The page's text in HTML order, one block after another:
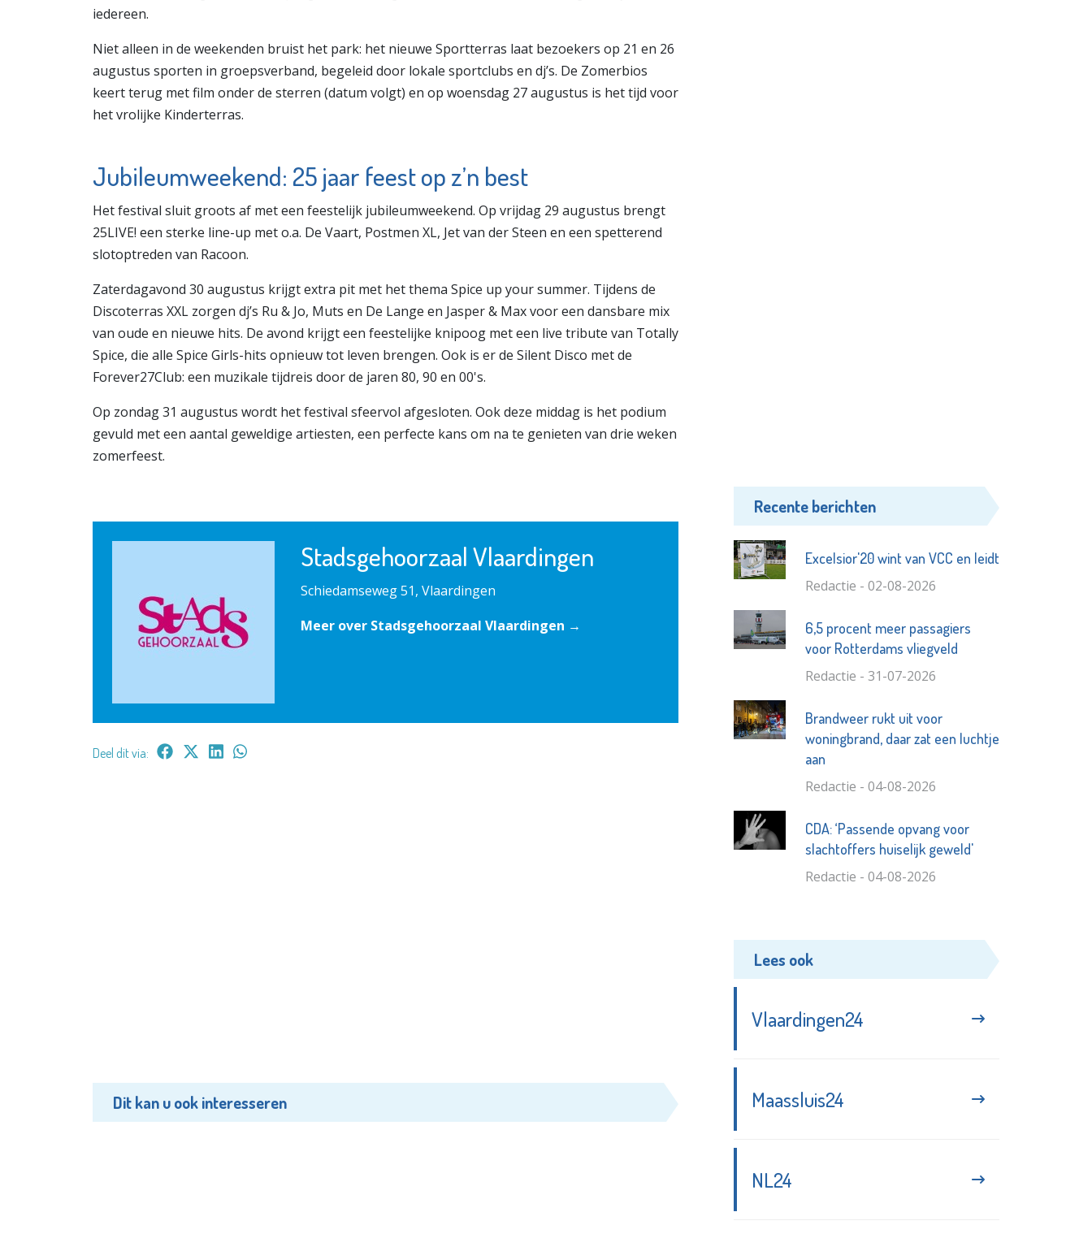
iedereen.
Niet alleen in de weekenden bruist het park: het nieuwe Sportterras laat bezoekers op 21 en 26
augustus sporten in groepsverband, begeleid door lokale sportclubs en dj’s. De Zomerbios
keert terug met film onder de sterren (datum volgt) en op woensdag 27 augustus is het tijd voor
het vrolijke Kinderterras.
Jubileumweekend: 25 jaar feest op z’n best
Het festival sluit groots af met een feestelijk jubileumweekend. Op vrijdag 29 augustus brengt
25LIVE! een sterke line-up met o.a. De Vaart, Postmen XL, Jet van der Steen en een spetterend
slotoptreden van Racoon.
Zaterdagavond 30 augustus krijgt extra pit met het thema Spice up your summer. Tijdens de
Discoterras XXL zorgen dj’s Ru & Jo, Muts en De Lange en Jasper & Max voor een dansbare mix
van oude en nieuwe hits. De avond krijgt een feestelijke knipoog met een live tribute van Totally
Spice, die alle Spice Girls-hits opnieuw tot leven brengen. Ook is er de Silent Disco met de
Forever27Club: een muzikale tijdreis door de jaren 80, 90 en 00's.
Op zondag 31 augustus wordt het festival sfeervol afgesloten. Ook deze middag is het podium
gevuld met een aantal geweldige artiesten, een perfecte kans om na te genieten van drie weken
zomerfeest.
Stadsgehoorzaal Vlaardingen
Schiedamseweg 51, Vlaardingen
Meer over Stadsgehoorzaal Vlaardingen →
Deel dit via:
Dit kan u ook interesseren
Recente berichten
Excelsior'20 wint van VCC en leidt
Redactie - 02-08-2026
6,5 procent meer passagiers
voor Rotterdams vliegveld
Redactie - 31-07-2026
Brandweer rukt uit voor
woningbrand, daar zat een luchtje
aan
Redactie - 04-08-2026
CDA: ‘Passende opvang voor
slachtoffers huiselijk geweld'
Redactie - 04-08-2026
Lees ook
Vlaardingen24
Maassluis24
NL24